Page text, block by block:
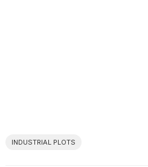
INDUSTRIAL PLOTS